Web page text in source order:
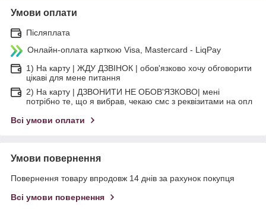
Умови оплати
Післяплата
Онлайн-оплата карткою Visa, Mastercard - LiqPay
1) На карту | ЖДУ ДЗВІНОК | обов'язково хочу обговорити
цікаві для мене питання
2) На карту | ДЗВОНИТИ НЕ ОБОВ'ЯЗКОВО| мені
потрібно те, що я вибрав, чекаю смс з реквізитами на опл
Всі умови оплати
Умови повернення
Повернення товару впродовж 14 днів за рахунок покупця
Всі умови повернення